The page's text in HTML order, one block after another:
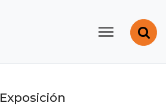
de Museos
Exposición